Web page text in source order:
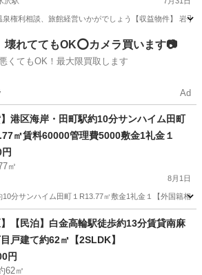
泉権利相談、旅館経営いかがでしょう【収益物件】 岩
その他 物件
壊れててもOK⭕️カメラ買います📷
くてもOK！最大限買取します
Ad
】港区海岸・田町駅約10分サンハイム田町
㎡賃料60000管理費5000敷金1礼金１
㎡
8月1日
10分サンハイム田町１R13.77㎡敷金1礼金１【外国籍相
マンション 定額制
】【民泊】白金高輪駅徒歩約13分賃貸南麻
戸建て約62㎡【2SLDK】
円
62㎡